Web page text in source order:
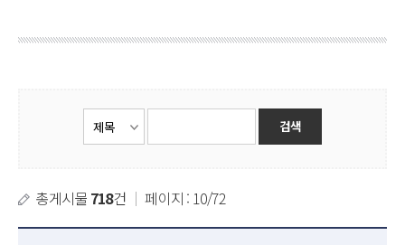
총게시물 718건 ｜ 페이지 : 10/72